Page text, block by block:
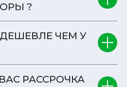
?
ЧЕМ У
РАССРОЧКА